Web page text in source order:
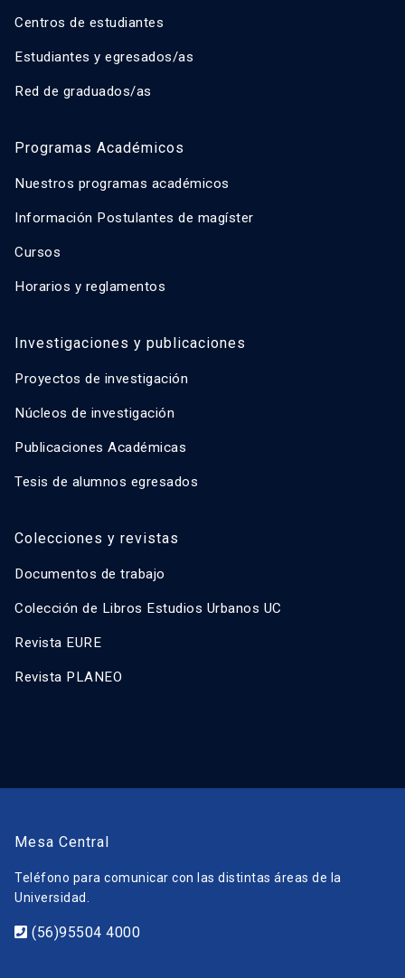
Centros de estudiantes
Estudiantes y egresados/as
Red de graduados/as
Programas Académicos
Nuestros programas académicos
Información Postulantes de magíster
Cursos
Horarios y reglamentos
Investigaciones y publicaciones
Proyectos de investigación
Núcleos de investigación
Publicaciones Académicas
Tesis de alumnos egresados
Colecciones y revistas
Documentos de trabajo
Colección de Libros Estudios Urbanos UC
Revista EURE
Revista PLANEO
Mesa Central
Teléfono para comunicar con las distintas áreas de la
Universidad.
(56)95504 4000